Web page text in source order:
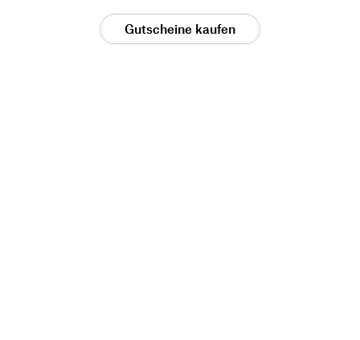
Gutscheine kaufen